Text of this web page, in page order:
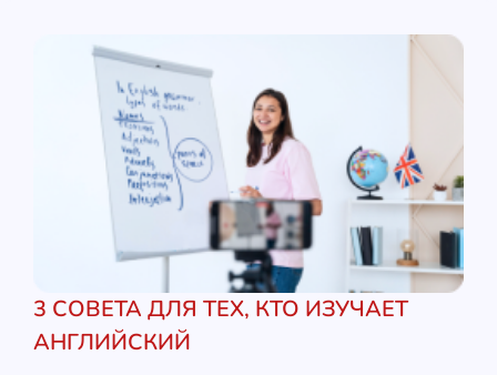
3 СОВЕТА ДЛЯ ТЕХ, КТО ИЗУЧАЕТ
АНГЛИЙСКИЙ